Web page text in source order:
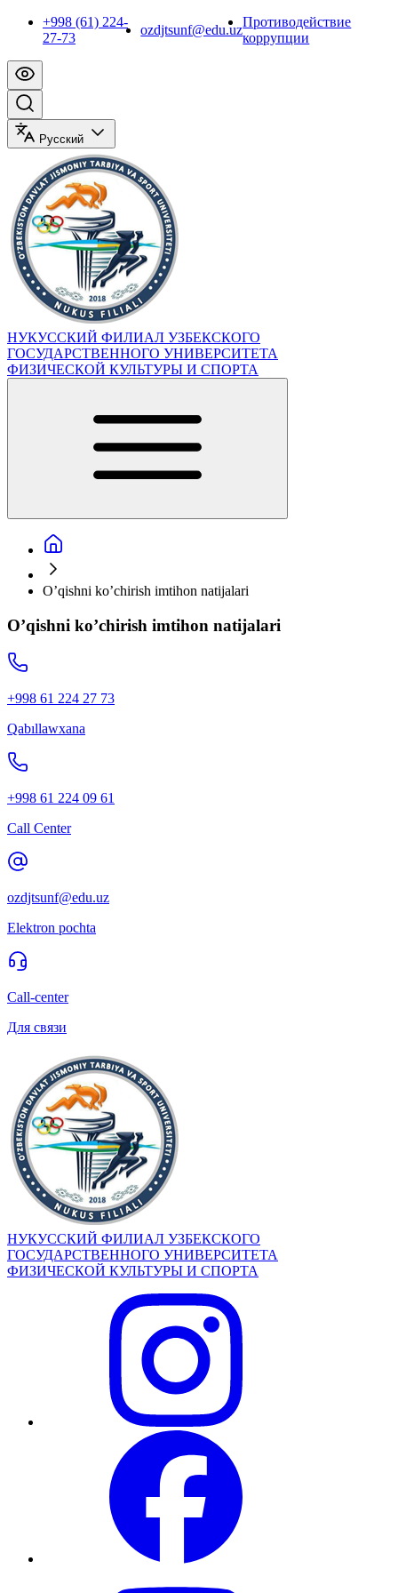
+998 (61) 224-
27-73
ozdjtsunf@edu.uz
Противодействие
коррупции
Русский
НУКУССКИЙ ФИЛИАЛ УЗБЕКСКОГО
ГОСУДАРСТВЕННОГО УНИВЕРСИТЕТА
ФИЗИЧЕСКОЙ КУЛЬТУРЫ И СПОРТА
O’qishni ko’chirish imtihon natijalari
O’qishni ko’chirish imtihon natijalari
+998 61 224 27 73
Qabıllawxana
+998 61 224 09 61
Call Center
ozdjtsunf@edu.uz
Elektron pochta
Call-center
Для связи
НУКУССКИЙ ФИЛИАЛ УЗБЕКСКОГО
ГОСУДАРСТВЕННОГО УНИВЕРСИТЕТА
ФИЗИЧЕСКОЙ КУЛЬТУРЫ И СПОРТА